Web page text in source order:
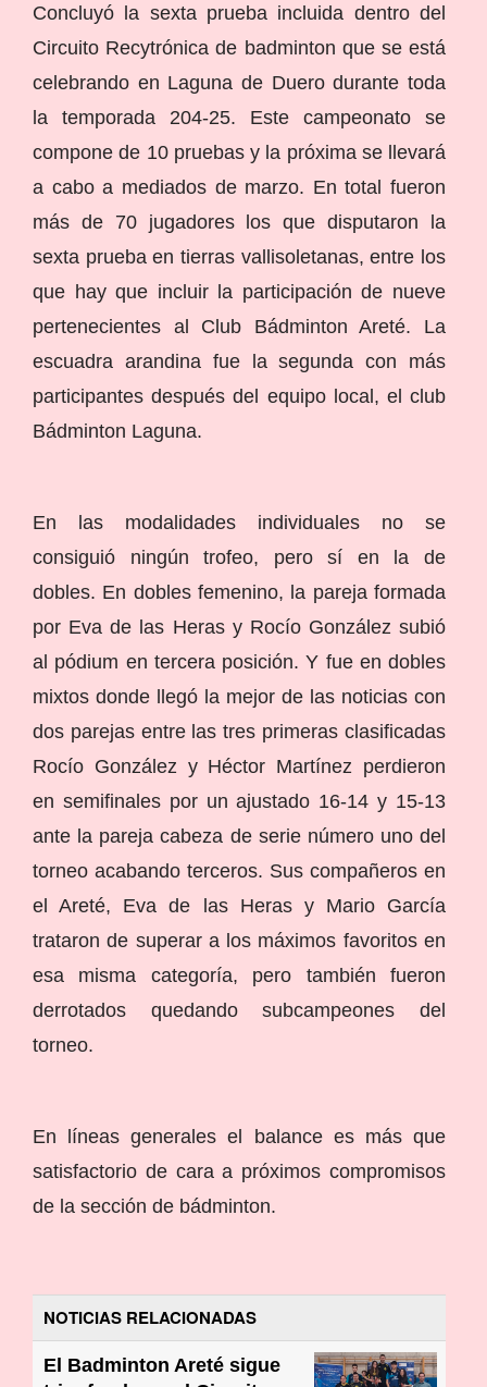
Concluyó la sexta prueba incluida dentro del
Circuito Recytrónica de badminton que se está
celebrando en Laguna de Duero durante toda
la temporada 204-25. Este campeonato se
compone de 10 pruebas y la próxima se llevará
a cabo a mediados de marzo. En total fueron
más de 70 jugadores los que disputaron la
sexta prueba en tierras vallisoletanas, entre los
que hay que incluir la participación de nueve
pertenecientes al Club Bádminton Areté. La
escuadra arandina fue la segunda con más
participantes después del equipo local, el club
Bádminton Laguna.
En las modalidades individuales no se
consiguió ningún trofeo, pero sí en la de
dobles. En dobles femenino, la pareja formada
por Eva de las Heras y Rocío González subió
al pódium en tercera posición. Y fue en dobles
mixtos donde llegó la mejor de las noticias con
dos parejas entre las tres primeras clasificadas
Rocío González y Héctor Martínez perdieron
en semifinales por un ajustado 16-14 y 15-13
ante la pareja cabeza de serie número uno del
torneo acabando terceros. Sus compañeros en
el Areté, Eva de las Heras y Mario García
trataron de superar a los máximos favoritos en
esa misma categoría, pero también fueron
derrotados quedando subcampeones del
torneo.
En líneas generales el balance es más que
satisfactorio de cara a próximos compromisos
de la sección de bádminton.
NOTICIAS RELACIONADAS
El Badminton Areté sigue